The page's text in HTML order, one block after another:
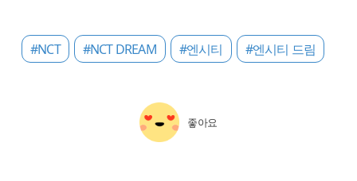
#NCT #NCT DREAM #엔시티 #엔시티 드림
좋아요